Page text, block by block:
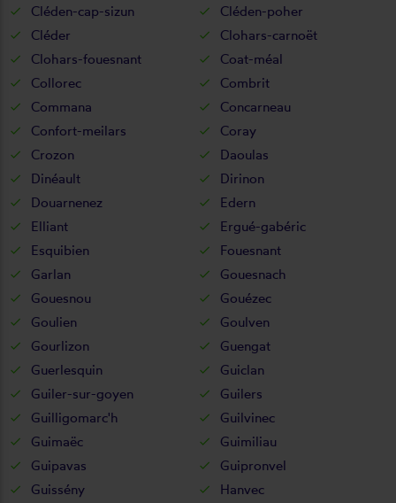
Cléden-cap-sizun
Cléden-poher
Cléder
Clohars-carnoët
Clohars-fouesnant
Coat-méal
Collorec
Combrit
Commana
Concarneau
Confort-meilars
Coray
Crozon
Daoulas
Dinéault
Dirinon
Douarnenez
Edern
Elliant
Ergué-gabéric
Esquibien
Fouesnant
Garlan
Gouesnach
Gouesnou
Gouézec
Goulien
Goulven
Gourlizon
Guengat
Guerlesquin
Guiclan
Guiler-sur-goyen
Guilers
Guilligomarc'h
Guilvinec
Guimaëc
Guimiliau
Guipavas
Guipronvel
Guissény
Hanvec